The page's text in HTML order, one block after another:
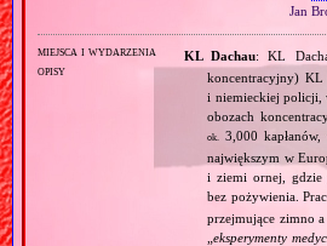
Jan
miejsca i wydarzenia
opisy
KL Dachau: KL
koncentracyjny) KL
i niemieckiej policji,
obozach
ok. 3,000
największym w
i ziemi ornej, gdzie
bez pożywienia.
przejmujące zimno
„eksperymenty